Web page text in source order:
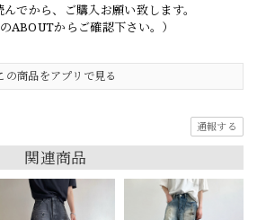
でから、ご購入お願い致します。
ABOUTからご確認下さい。）
の商品をアプリで見る
通報する
関連商品